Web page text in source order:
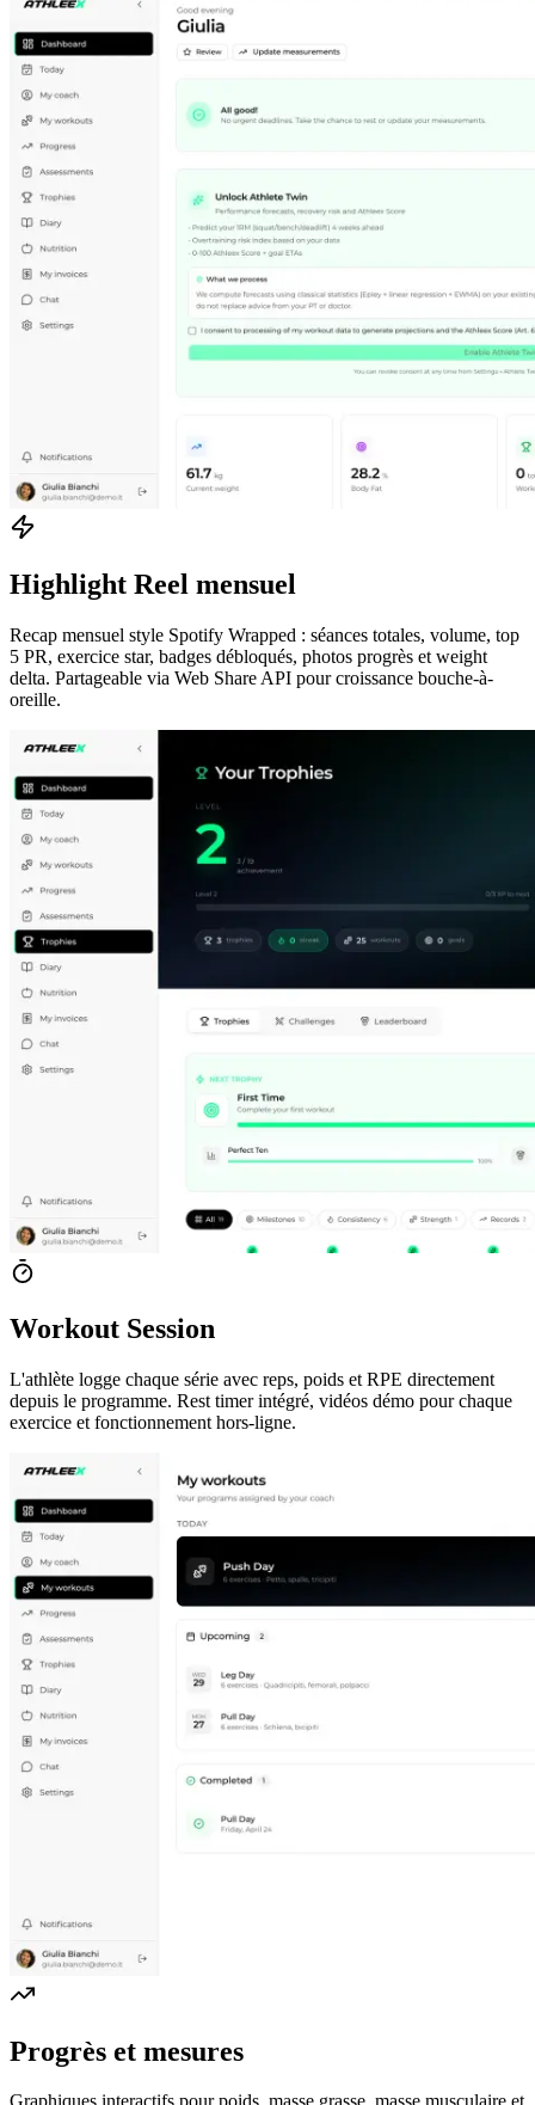
Highlight Reel mensuel
Recap mensuel style Spotify Wrapped : séances totales, volume, top
5 PR, exercice star, badges débloqués, photos progrès et weight
delta. Partageable via Web Share API pour croissance bouche-à-
oreille.
Workout Session
L'athlète logge chaque série avec reps, poids et RPE directement
depuis le programme. Rest timer intégré, vidéos démo pour chaque
exercice et fonctionnement hors-ligne.
Progrès et mesures